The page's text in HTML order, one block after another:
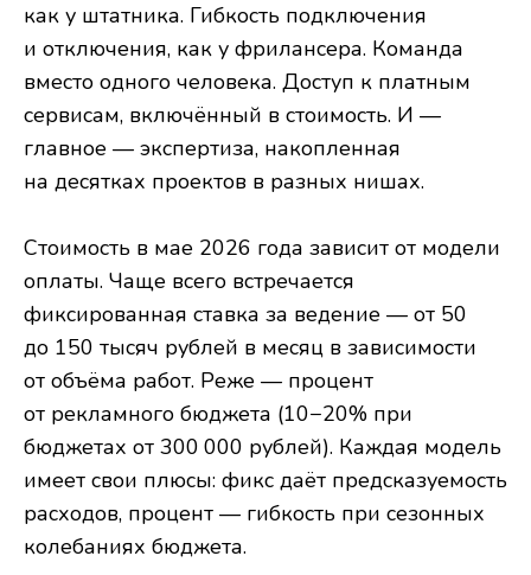
как у штатника. Гибкость подключения
и отключения, как у фрилансера. Команда
вместо одного человека. Доступ к платным
сервисам, включённый в стоимость. И —
главное — экспертиза, накопленная
на десятках проектов в разных нишах.
Стоимость в мае 2026 года зависит от модели
оплаты. Чаще всего встречается
фиксированная ставка за ведение — от 50
до 150 тысяч рублей в месяц в зависимости
от объёма работ. Реже — процент
от рекламного бюджета (10−20% при
бюджетах от 300 000 рублей). Каждая модель
имеет свои плюсы: фикс даёт предсказуемость
расходов, процент — гибкость при сезонных
колебаниях бюджета.